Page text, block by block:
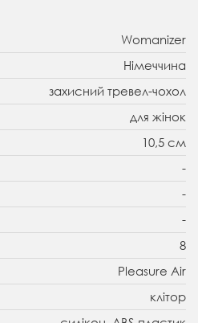
Womanizer
Німеччина
захисний тревел-чохол
для жінок
10,5 см
-
-
-
8
Pleasure Air
клітор